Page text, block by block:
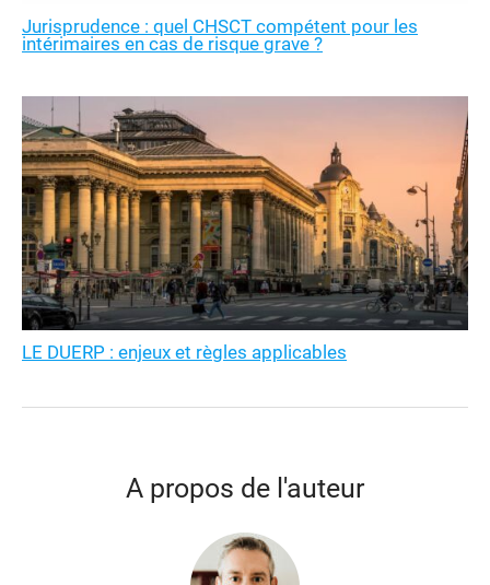
Jurisprudence : quel CHSCT compétent pour les
intérimaires en cas de risque grave ?
LE DUERP : enjeux et règles applicables
A propos de l'auteur